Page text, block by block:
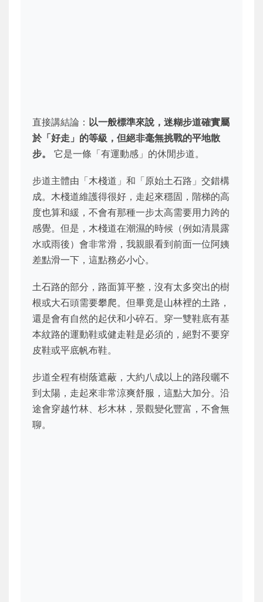
直接講結論： 以一般標準來說，迷糊步道確實屬
於「好走」的等級，但絕非毫無挑戰的平地散
步。
它是一條「有運動感」的休閒步道。
步道主體由「木棧道」和「原始土石路」交錯構
成。木棧道維護得很好，走起來穩固，階梯的高
度也算和緩，不會有那種一步太高需要用力跨的
感覺。但是，木棧道在潮濕的時候（例如清晨露
水或雨後）會非常滑，我親眼看到前面一位阿姨
差點滑一下，這點務必小心。
土石路的部分，路面算平整，沒有太多突出的樹
根或大石頭需要攀爬。但畢竟是山林裡的土路，
還是會有自然的起伏和小碎石。穿一雙鞋底有基
本紋路的運動鞋或健走鞋是必須的，絕對不要穿
皮鞋或平底帆布鞋。
步道全程有樹蔭遮蔽，大約八成以上的路段曬不
到太陽，走起來非常涼爽舒服，這點大加分。沿
途會穿越竹林、杉木林，景觀變化豐富，不會無
聊。